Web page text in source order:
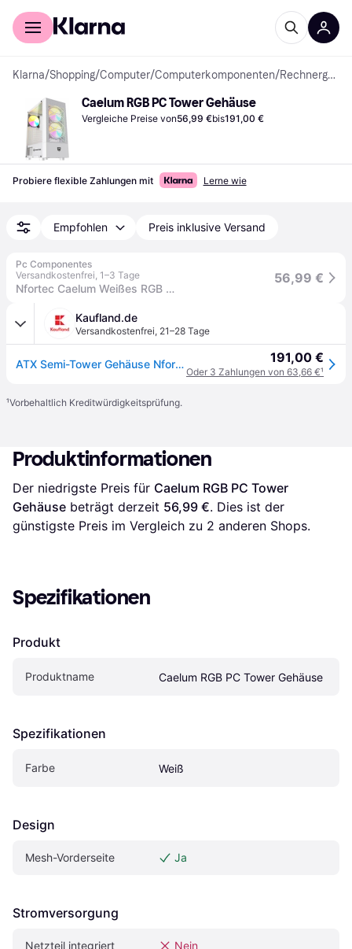
Für Shopper
Klarna/Shopping/Computer/Computerkomponenten/ Rechnergehäuse
Caelum RGB PC Tower Gehäuse
Vergleiche Preise von56,99 €bis191,00 €
Probiere flexible Zahlungen mit Lerne wie
Empfohlen Preis inklusive Versand
Pc Componentes
Versandkostenfrei, 1–3 Tage
Nfortec Caelum Weißes RGB gehärtetes Glas USB 3.0
56,99 €
Kaufland.de
Versandkostenfrei, 21–28 Tage
ATX Semi-Tower Gehäuse Nfortec NF-CS-CAELUM-WHITE Weiß 191,00 €
Oder 3 Zahlungen von 63,66 €¹
¹Vorbehaltlich Kreditwürdigkeitsprüfung.
Produktinformationen
Der niedrigste Preis für Caelum RGB PC Tower
Gehäuse beträgt derzeit 56,99 €. Dies ist der
günstigste Preis im Vergleich zu 2 anderen Shops.
Spezifikationen
Produkt
Produktname Caelum RGB PC Tower Gehäuse
Spezifikationen
Farbe Weiß
Design
Mesh-Vorderseite Ja
Stromversorgung
Netzteil integriert Nein